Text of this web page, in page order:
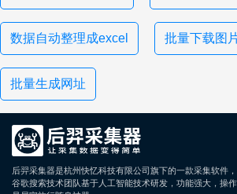
数据自动整理成excel 批量下载图
批量生成网址
后羿采集器是杭州快忆科技有限公司旗下的一款采集软件
谷歌搜索技术团队基于人工智能技术研发，功能强大，操